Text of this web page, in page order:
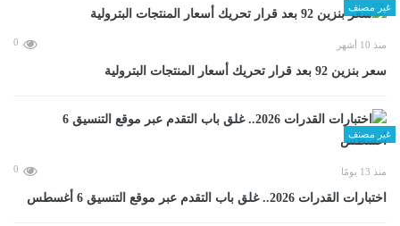
غير مصنف
منذ 10 أشهر 0
سعر بنزين 92 بعد قرار تحريك أسعار المنتجات البترولية
غير مصنف
منذ 13 يومًا 0
اختبارات القدرات 2026.. غلق باب التقدم عبر موقع التنسيق 6 أغسطس